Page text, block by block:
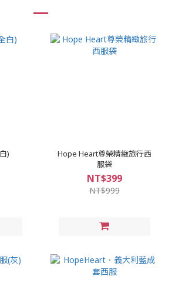
)
Hope Heart尊榮精緻旅行西
服袋
NT$399
NT$999